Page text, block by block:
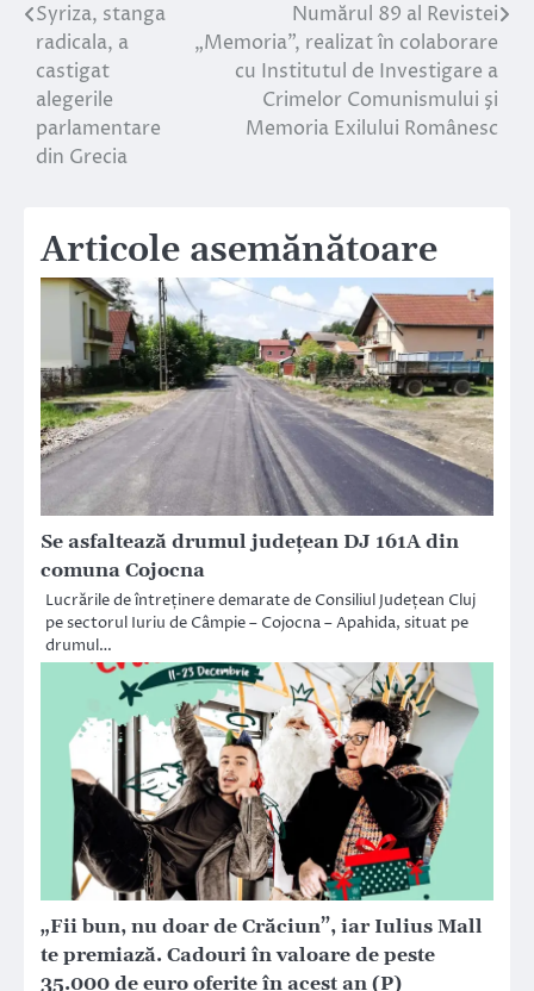
Navigare
în
articole
Syriza, stanga
radicala, a
castigat
alegerile
parlamentare
din Grecia
Numărul 89 al Revistei
„Memoria”, realizat în colaborare
cu Institutul de Investigare a
Crimelor Comunismului şi
Memoria Exilului Românesc
Articole asemănătoare
Se asfaltează drumul județean DJ 161A din
comuna Cojocna
Lucrările de întreținere demarate de Consiliul Județean Cluj
pe sectorul Iuriu de Câmpie – Cojocna – Apahida, situat pe
drumul…
„Fii bun, nu doar de Crăciun”, iar Iulius Mall
te premiază. Cadouri în valoare de peste
35.000 de euro oferite în acest an (P)